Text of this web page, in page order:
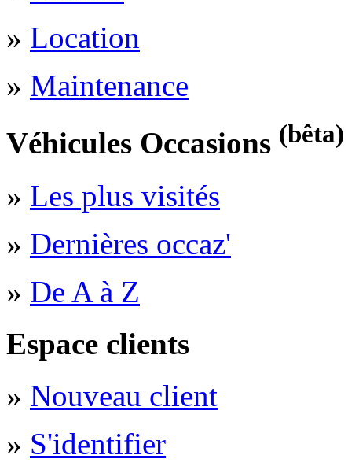
» Location
» Maintenance
Véhicules Occasions (bêta)
» Les plus visités
» Dernières occaz'
» De A à Z
Espace clients
» Nouveau client
» S'identifier